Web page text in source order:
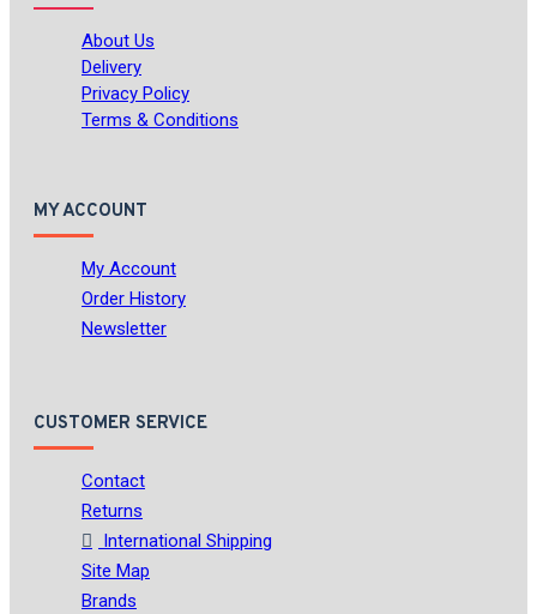
About Us
Delivery
Privacy Policy
Terms & Conditions
MY ACCOUNT
My Account
Order History
Newsletter
CUSTOMER SERVICE
Contact
Returns
International Shipping
Site Map
Brands